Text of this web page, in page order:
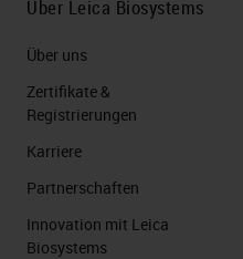
Über Leica Biosystems
Über uns
Zertifikate &
Registrierungen
Karriere
Partnerschaften
Innovation mit Leica
Biosystems